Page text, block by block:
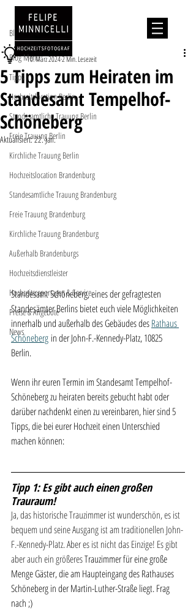
Beitrag
Blog Menu
Tipps
Hochzeitslocation Berlin
Standesamtliche Trauung Berlin
Freie Trauung Berlin
Kirchliche Trauung Berlin
Hochzeitslocation Brandenburg
Standesamtliche Trauung Brandenburg
Freie Trauung Brandenburg
Kirchliche Trauung Brandenburg
Außerhalb Brandenburgs
Hochzeitsdienstleister
Hochzeitsreportagen & Service
Preise & Angebote
News
Blog Menu
5 Tipps zum Heiraten im
Standesamt Tempelhof-
Schöneberg
Tipps
10. März 20242 Min. Lesezeit
Aktualisiert:22. Jan.
Standesamt Schöneberg, eines der gefragtesten
Standesämter Berlins bietet euch viele Möglichkeiten
innerhalb und außerhalb des Gebäudes des Rathaus
Schöneberg in der John-F.-Kennedy-Platz, 10825
Berlin.
Wenn ihr euren Termin im Standesamt Tempelhof-
Schöneberg zu heiraten bereits gebucht habt oder
darüber nachdenkt einen zu vereinbaren, hier sind 5
Tipps, die bei eurer Hochzeit einen Unterschied
machen können:
Tipp 1: Es gibt auch einen großen
Trauraum!
Ja, das historische Trauzimmer ist wunderschön, es ist
bequem und seine Ausgang ist am traditionellen John-
F.-Kennedy-Platz. Aber es ist nicht das Einzige! Es gibt
aber auch ein größeres Trauzimmer für eine große
Menge Gäster, die am Haupteingang des Rathauses
Schöneberg in der Martin-Luther-Straße liegt. Frag
nach ;)